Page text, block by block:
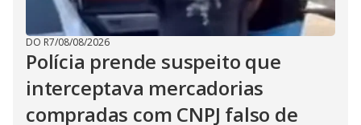
DO R7/08/08/2026
Polícia prende suspeito que
interceptava mercadorias
compradas com CNPJ falso de